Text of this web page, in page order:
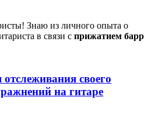
Знаю из личного опыта о
в связи с прижатием
своего
на гитаре